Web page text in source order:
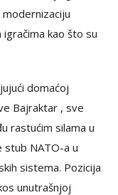
kao što su
domaćoj
Bajraktar , sve
rastućim silama u
stub NATO-a u
sistema. Pozicija
unutrašnjoj